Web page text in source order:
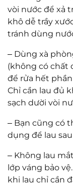
vòi nước để xả
khô dễ trầy
tránh dùng
– Dùng xà
(không có chất
để rửa hết
Chỉ cần lau đủ
sạch dười vòi
– Bạn cũng có
dụng để lau
– Không lau
lớp váng bảo
khi lau chỉ cần